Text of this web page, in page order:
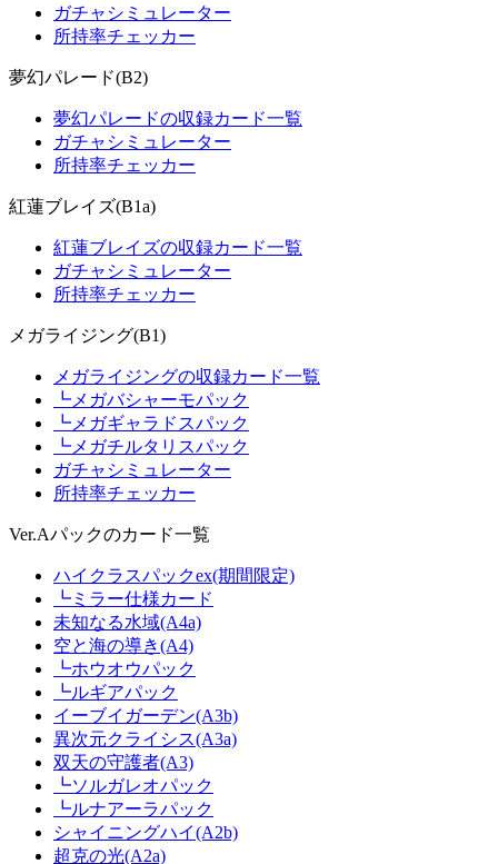
ガチャシミュレーター
所持率チェッカー
夢幻パレード(B2)
夢幻パレードの収録カード一覧
ガチャシミュレーター
所持率チェッカー
紅蓮ブレイズ(B1a)
紅蓮ブレイズの収録カード一覧
ガチャシミュレーター
所持率チェッカー
メガライジング(B1)
メガライジングの収録カード一覧
┗メガバシャーモパック
┗メガギャラドスパック
┗メガチルタリスパック
ガチャシミュレーター
所持率チェッカー
Ver.Aパックのカード一覧
ハイクラスパックex(期間限定)
┗ミラー仕様カード
未知なる水域(A4a)
空と海の導き(A4)
┗ホウオウパック
┗ルギアパック
イーブイガーデン(A3b)
異次元クライシス(A3a)
双天の守護者(A3)
┗ソルガレオパック
┗ルナアーラパック
シャイニングハイ(A2b)
超克の光(A2a)